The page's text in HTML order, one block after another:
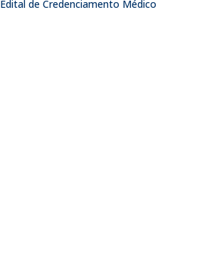
Edital de Credenciamento Médico